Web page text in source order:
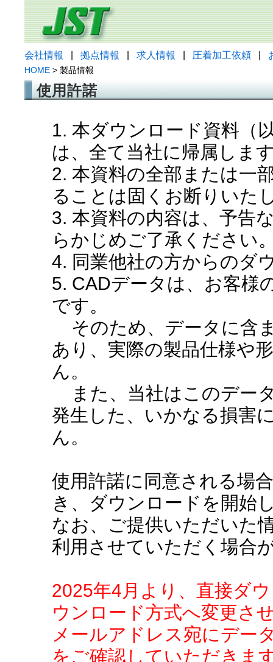
会社情報 拠点情報 求人情報 圧着加工依頼
HOME > 製品情報
使用許諾
1. 本ダウンロード資料（
は、全て当社に帰属しま
2. 本資料の全部または一
ることは固くお断りいた
3. 本資料の内容は、予告
らかじめご了承ください
4. 同業他社の方からのダ
5. CADデータは、お客様
です。
そのため、データに含
あり、実際の製品仕様や
ん。
また、当社はこのデー
発生した、いかなる損害
ん。
使用許諾に同意される場
き、ダウンロードを開始
なお、ご提供いただいた
利用させていただく場合
2025年4月より、直接ダ
ウンロード方式へ変更さ
メールアドレス宛にデー
をご確認していただきま